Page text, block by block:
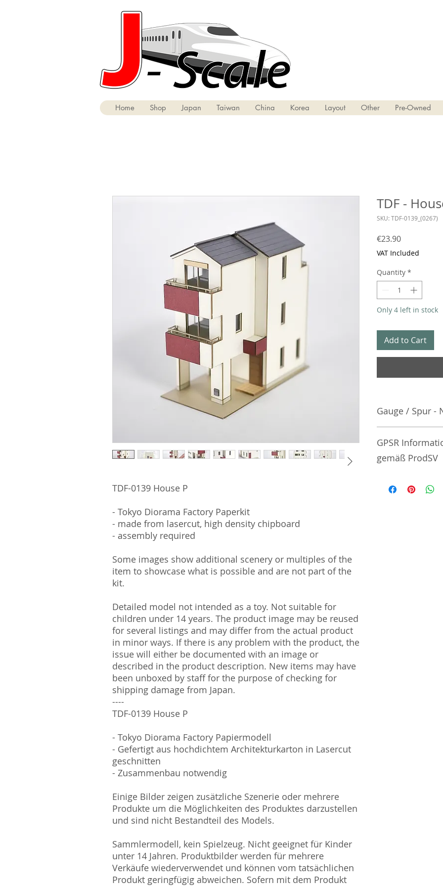
Home Shop Japan Taiwan China Korea Layout Other Pre-Owned
TDF-0139 House P
- Tokyo Diorama Factory Paperkit
- made from lasercut, high density chipboard
- assembly required
Some images show additional scenery or multiples of the
item to showcase what is possible and are not part of the
kit.
Detailed model not intended as a toy. Not suitable for
children under 14 years. The product image may be reused
for several listings and may differ from the actual product
in minor ways. If there is any problem with the product, the
issue will either be documented with an image or
described in the product description. New items may have
been unboxed by staff for the purpose of checking for
shipping damage from Japan.
----
TDF-0139 House P
- Tokyo Diorama Factory Papiermodell
- Gefertigt aus hochdichtem Architekturkarton in Lasercut
geschnitten
- Zusammenbau notwendig
Einige Bilder zeigen zusätzliche Szenerie oder mehrere
Produkte um die Möglichkeiten des Produktes darzustellen
und sind nicht Bestandteil des Models.
Sammlermodell, kein Spielzeug. Nicht geeignet für Kinder
unter 14 Jahren. Produktbilder werden für mehrere
Verkäufe wiederverwendet und können vom tatsächlichen
Produkt geringfügig abweichen. Sofern mit dem Produkt
TDF -
SKU: TDF-0139_(0267)
€23.90Price
VAT Included
Quantity *
Only 4 left in stock
Add to Cart
Gauge / Spur -
GPSR
gemäß ProdSV
Manufacturer /